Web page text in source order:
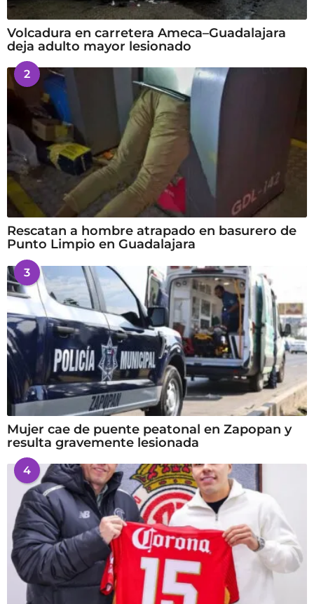
Volcadura en carretera Ameca–Guadalajara
deja adulto mayor lesionado
2
Rescatan a hombre atrapado en basurero de
Punto Limpio en Guadalajara
3
Mujer cae de puente peatonal en Zapopan y
resulta gravemente lesionada
4